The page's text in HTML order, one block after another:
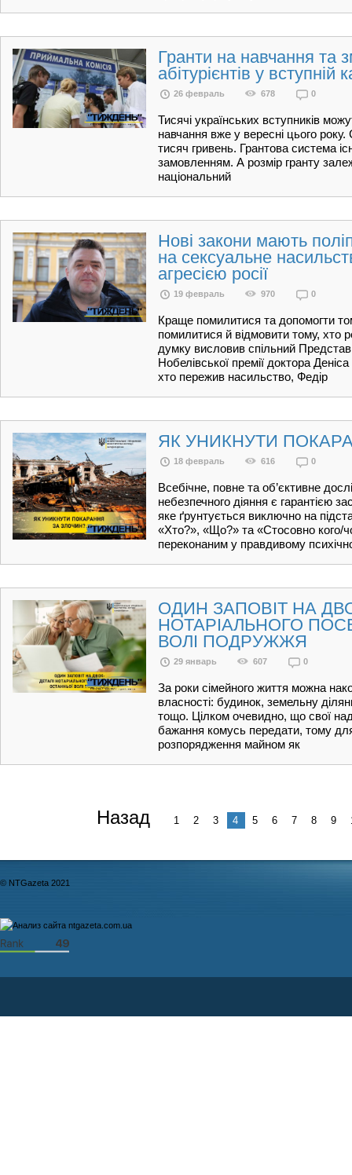
Гранти на навчання та
абітурієнтів у вступній
26 февраль 678 0
Тисячі українських вступників
навчання вже у вересні цього
тисяч гривень. Грантова система
замовленням. А розмір гранту
національний
Нові закони мають
на сексуальне
агресією росії
19 февраль 970 0
Краще помилитися та допомогти
помилитися й відмовити тому, хто
думку висловив спільний
Нобелівської премії доктора
хто пережив насильство, Федір
ЯК УНИКНУТИ
18 февраль 616 0
Всебічне, повне та об’єктивне
небезпечного діяння є гарантією
яке ґрунтується виключно на
«Хто?», «Що?» та «Стосовно кого/
переконаним у правдивому
ОДИН ЗАПОВІТ НА
НОТАРІАЛЬНОГО
ВОЛІ ПОДРУЖЖЯ
29 январь 607 0
За роки сімейного життя можна
власності: будинок, земельну
тощо. Цілком очевидно, що свої
бажання комусь передати, тому
розпорядження майном як
Назад 1 2 3 4 5 6 7 8 9
© NTGazeta 2021